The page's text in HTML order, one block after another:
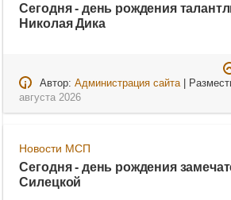
Сегодня - день рождения
Николая Дика
Автор: Администрация сайта|
августа 2026
Новости МСП
Сегодня - день рождения
Силецкой